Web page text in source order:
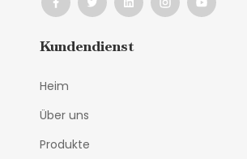
Kundendienst
Heim
Über uns
Produkte